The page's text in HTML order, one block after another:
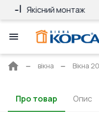
Якісний монтаж
Головна
вікна Вікна
Про товар Опис